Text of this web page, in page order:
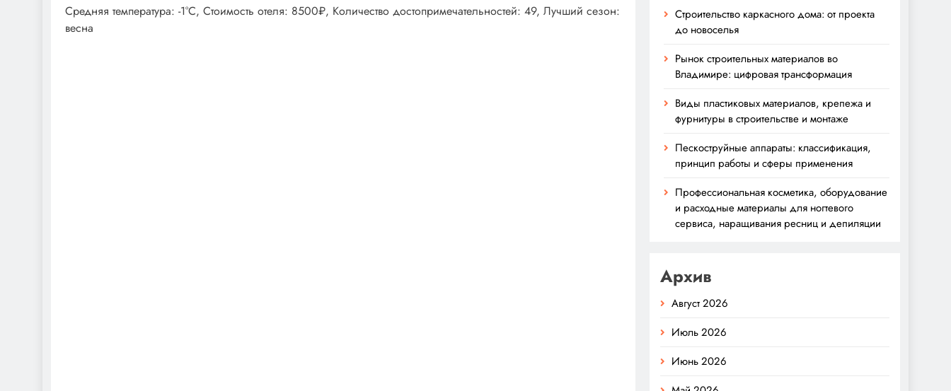
Средняя температура: -1°C, Стоимость отеля: 8500₽, Количество достопримечательностей: 49, Лучший сезон:
весна
Строительство каркасного дома: от проекта
до новоселья
Рынок строительных материалов во
Владимире: цифровая трансформация
Виды пластиковых материалов, крепежа и
фурнитуры в строительстве и монтаже
Пескоструйные аппараты: классификация,
принцип работы и сферы применения
Профессиональная косметика, оборудование
и расходные материалы для ногтевого
сервиса, наращивания ресниц и депиляции
Архив
Август 2026
Июль 2026
Июнь 2026